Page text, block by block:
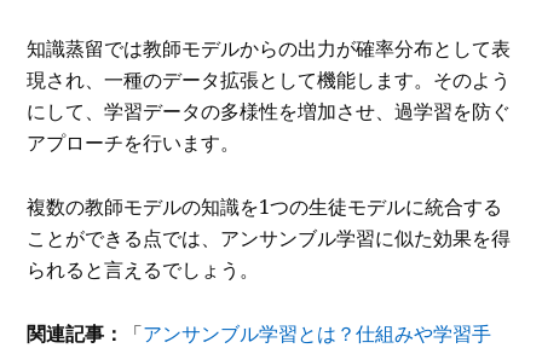
知識蒸留では教師モデルからの出力が確率分布として表
現され、一種のデータ拡張として機能します。そのよう
にして、学習データの多様性を増加させ、過学習を防ぐ
アプローチを行います。
複数の教師モデルの知識を1つの生徒モデルに統合する
ことができる点では、アンサンブル学習に似た効果を得
られると言えるでしょう。
関連記事： 「アンサンブル学習とは？仕組みや学習手